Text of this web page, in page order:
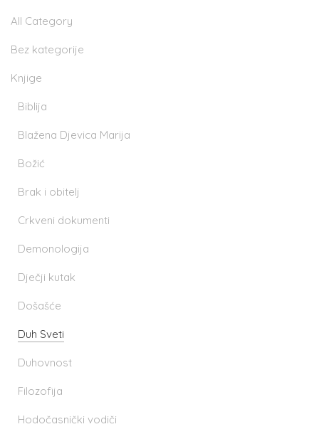
All Category
Bez kategorije
Knjige
Biblija
Blažena Djevica Marija
Božić
Brak i obitelj
Crkveni dokumenti
Demonologija
Dječji kutak
Došašće
Duh Sveti
Duhovnost
Filozofija
Hodočasnički vodiči